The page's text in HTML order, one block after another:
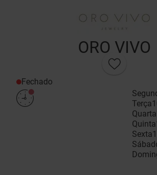
ORO VIVO
Fechado
Terça
Quarta
Quinta
Sexta